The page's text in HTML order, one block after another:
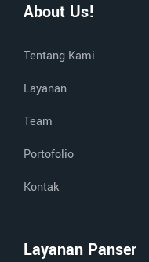
About Us!
Tentang Kami
Layanan
Team
Portofolio
Kontak
Layanan Panser